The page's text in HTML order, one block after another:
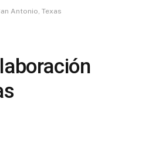
Antonio, Texas